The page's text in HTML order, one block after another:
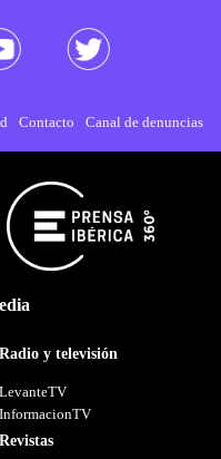
Contacto Canal de denuncias
Radio y televisión
LevanteTV
InformacionTV
Revistas